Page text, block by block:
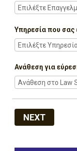
Υπηρεσία που σας
Ανάθεση για
NEXT